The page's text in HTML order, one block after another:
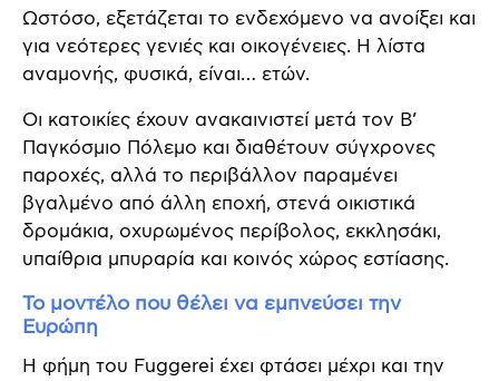
Ωστόσο, εξετάζεται το ενδεχόμενο να ανοίξει και
για νεότερες γενιές και οικογένειες. Η λίστα
αναμονής, φυσικά, είναι… ετών.
Οι κατοικίες έχουν ανακαινιστεί μετά τον Β’
Παγκόσμιο Πόλεμο και διαθέτουν σύγχρονες
παροχές, αλλά το περιβάλλον παραμένει
βγαλμένο από άλλη εποχή, στενά οικιστικά
δρομάκια, οχυρωμένος περίβολος, εκκλησάκι,
υπαίθρια μπυραρία και κοινός χώρος εστίασης.
Το μοντέλο που θέλει να εμπνεύσει την
Ευρώπη
Η φήμη του Fuggerei έχει φτάσει μέχρι και την